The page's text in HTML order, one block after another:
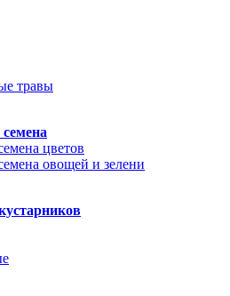
травы
цветов
овощей и зелени